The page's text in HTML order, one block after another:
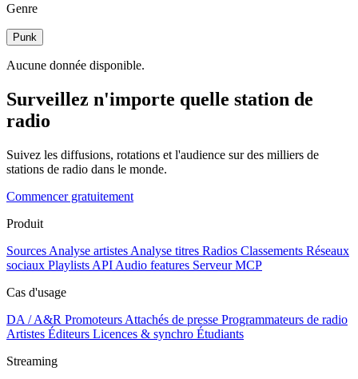
Genre
Punk
Aucune donnée disponible.
Surveillez n'importe quelle station de
radio
Suivez les diffusions, rotations et l'audience sur des milliers de
stations de radio dans le monde.
Commencer gratuitement
Produit
Sources Analyse artistes Analyse titres Radios Classements Réseaux
sociaux Playlists API Audio features Serveur MCP
Cas d'usage
DA / A&R Promoteurs Attachés de presse Programmateurs de radio
Artistes Éditeurs Licences & synchro Étudiants
Streaming